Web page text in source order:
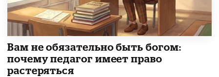
​Вам не обязательно быть богом:
почему педагог имеет право
растеряться